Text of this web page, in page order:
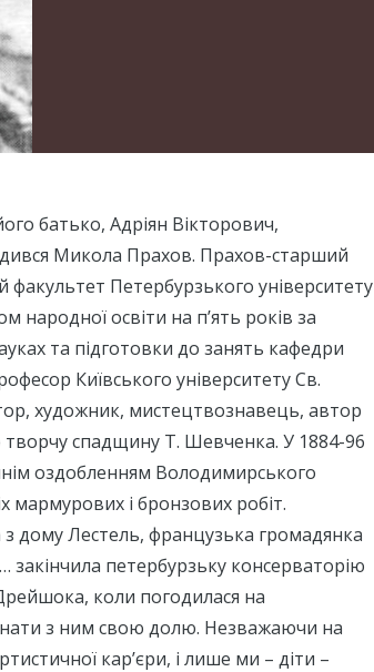
батько, Адріян Вікторович,
Микола Прахов. Прахов-старший
факультет Петербурзького університету
народної освіти на п’ять років за
та підготовки до занять кафедри
Київського університету Св.
художник, мистецтвознавець, автор
творчу спадщину Т. Шевченка. У 1884-96
оздобленням Володимирського
мармурових і бронзових робіт.
дому Лестель, французька громадянка
закінчила петербурзьку консерваторію
коли погодилася на
з ним свою долю. Незважаючи на
кар’єри, і лише ми – діти –